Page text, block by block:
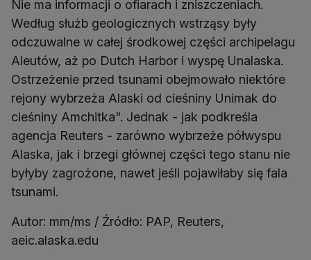
Nie ma informacji o ofiarach i zniszczeniach.
Według służb geologicznych wstrząsy były
odczuwalne w całej środkowej części archipelagu
Aleutów, aż po Dutch Harbor i wyspę Unalaska.
Ostrzeżenie przed tsunami obejmowało niektóre
rejony wybrzeża Alaski od cieśniny Unimak do
cieśniny Amchitka". Jednak - jak podkreśla
agencja Reuters - zarówno wybrzeże półwyspu
Alaska, jak i brzegi głównej części tego stanu nie
byłyby zagrożone, nawet jeśli pojawiłaby się fala
tsunami.
Autor: mm/ms / Źródło: PAP, Reuters,
aeic.alaska.edu